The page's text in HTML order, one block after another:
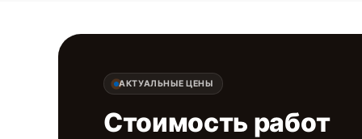
АКТУАЛЬНЫЕ ЦЕНЫ
Стоимость работ